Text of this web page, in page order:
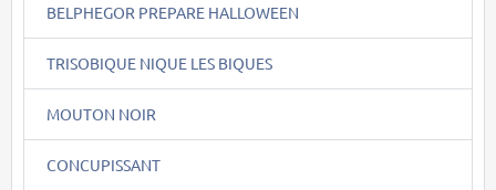
BELPHEGOR PREPARE HALLOWEEN
TRISOBIQUE NIQUE LES BIQUES
MOUTON NOIR
CONCUPISSANT